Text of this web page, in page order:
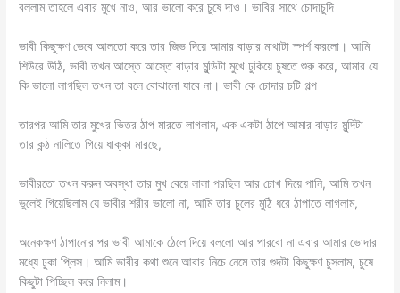
বললাম তাহলে এবার মুখে নাও, আর ভালো করে চুষে দাও। ভাবির সাথে চোদাচুদি
ভাবী কিছুক্ষণ ভেবে আলতো করে তার জিভ দিয়ে আমার বাড়ার মাথাটা স্পর্শ করলো। আমি
শিউরে উঠি, ভাবী তখন আস্তে আস্তে বাড়ার মুন্ডিটা মুখে ঢুকিয়ে চুষতে শুরু করে, আমার যে
কি ভালো লাগছিল তখন তা বলে বোঝানো যাবে না। ভাবী কে চোদার চটি গল্প
তারপর আমি তার মুখের ভিতর ঠাপ মারতে লাগলাম, এক একটা ঠাপে আমার বাড়ার মুন্দিটা
তার কন্ঠ নালিতে গিয়ে ধাক্কা মারছে,
ভাবীরতো তখন করুন অবস্থা তার মুখ বেয়ে লালা পরছিল আর চোখ দিয়ে পানি, আমি তখন
ভুলেই গিয়েছিলাম যে ভাবীর শরীর ভালো না, আমি তার চুলের মুঠি ধরে ঠাপাতে লাগলাম,
অনেকক্ষণ ঠাপানোর পর ভাবী আমাকে ঠেলে দিয়ে বললো আর পারবো না এবার আমার ভোদার
মধ্যে ঢুকা প্লিস। আমি ভাবীর কথা শুনে আবার নিচে নেমে তার গুদটা কিছুক্ষণ চুসলাম, চুষে
কিছুটা পিচ্ছিল করে নিলাম।